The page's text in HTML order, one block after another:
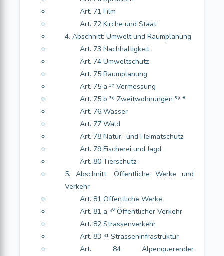
Art. 71 Film
Art. 72 Kirche und Staat
4. Abschnitt: Umwelt und Raumplanung
Art. 73 Nachhaltigkeit
Art. 74 Umweltschutz
Art. 75 Raumplanung
Art. 75 a ³⁷ Vermessung
Art. 75 b ³⁸ Zweitwohnungen ³⁹ *
Art. 76 Wasser
Art. 77 Wald
Art. 78 Natur- und Heimatschutz
Art. 79 Fischerei und Jagd
Art. 80 Tierschutz
5. Abschnitt: Öffentliche Werke und
Verkehr
Art. 81 Öffentliche Werke
Art. 81 a ⁴⁰ Öffentlicher Verkehr
Art. 82 Strassenverkehr
Art. 83 ⁴¹ Strasseninfrastruktur
Art. 84 Alpenquerender